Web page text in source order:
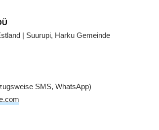
| Suurupi, Harku Gemeinde
SMS, WhatsApp)